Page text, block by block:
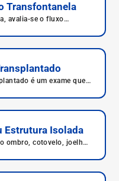
Transfontanela
avalia-se o fluxo
é um exame que
órgão está funcionando
É um procedimento
Estrutura Isolada
ombro, cotovelo, joelho,